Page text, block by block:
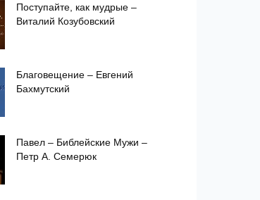
Поступайте, как мудрые –
Виталий Козубовский
Благовещение – Евгений
Бахмутский
Павел – Библейские Мужи –
Петр А. Семерюк